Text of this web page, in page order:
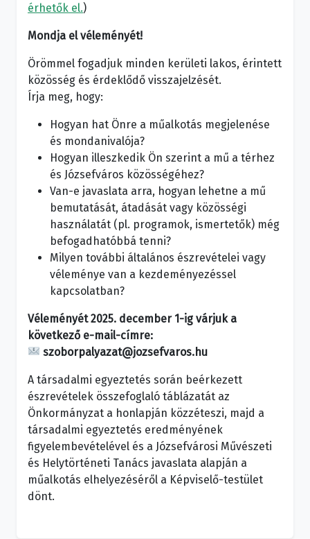
érhetők el.)
Mondja el véleményét!
Örömmel fogadjuk minden kerületi lakos, érintett
közösség és érdeklődő visszajelzését.
Írja meg, hogy:
Hogyan hat Önre a műalkotás megjelenése
és mondanivalója?
Hogyan illeszkedik Ön szerint a mű a térhez
és Józsefváros közösségéhez?
Van-e javaslata arra, hogyan lehetne a mű
bemutatását, átadását vagy közösségi
használatát (pl. programok, ismertetők) még
befogadhatóbbá tenni?
Milyen további általános észrevételei vagy
véleménye van a kezdeményezéssel
kapcsolatban?
Véleményét 2025. december 1-ig várjuk a
következő e-mail-címre:
szoborpalyazat@jozsefvaros.hu
A társadalmi egyeztetés során beérkezett
észrevételek összefoglaló táblázatát az
Önkormányzat a honlapján közzéteszi, majd a
társadalmi egyeztetés eredményének
figyelembevételével és a Józsefvárosi Művészeti
és Helytörténeti Tanács javaslata alapján a
műalkotás elhelyezéséről a Képviselő-testület
dönt.